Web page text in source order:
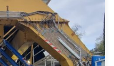
di studenti allievi
di Geotecnica,